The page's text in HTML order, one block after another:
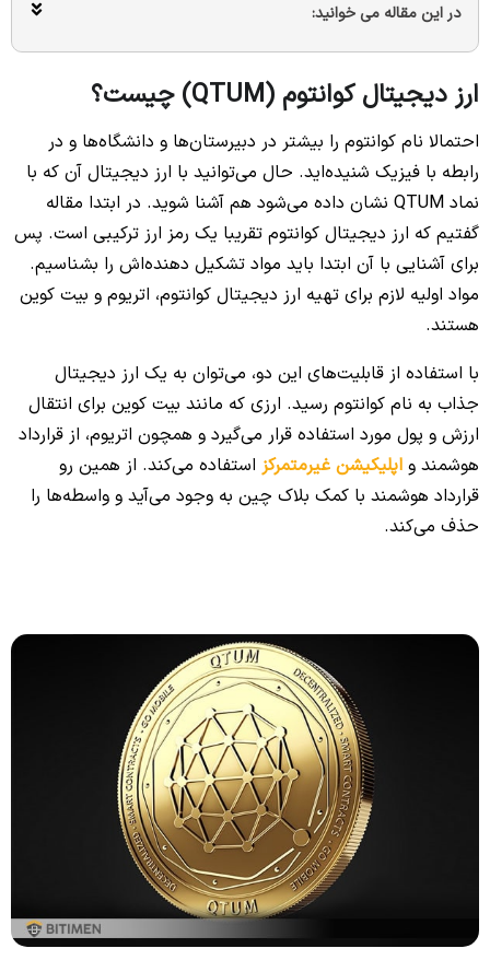
در این مقاله می خوانید:
ارز دیجیتال کوانتوم (QTUM) چیست؟
احتمالا نام کوانتوم را بیشتر در دبیرستان‌ها و دانشگاه‌ها و در
رابطه با فیزیک شنیده‌اید. حال می‌توانید با ارز دیجیتال آن که با
نماد QTUM نشان داده می‌شود هم آشنا شوید. در ابتدا مقاله
گفتیم که ارز دیجیتال کوانتوم تقریبا یک رمز ارز ترکیبی است. پس
برای آشنایی با آن ابتدا باید مواد تشکیل دهنده‌اش را بشناسیم.
مواد اولیه لازم برای تهیه ارز دیجیتال کوانتوم، اتریوم و بیت کوین
هستند.
با استفاده از قابلیت‌های این دو، می‌توان به یک ارز دیجیتال
جذاب به نام کوانتوم رسید. ارزی که مانند بیت کوین برای انتقال
ارزش و پول مورد استفاده قرار می‌گیرد و همچون اتریوم، از قرارداد
هوشمند و اپلیکیشن‌ غیرمتمرکز استفاده می‌کند. از همین رو
قرارداد هوشمند با کمک بلاک چین به وجود می‌آید و واسطه‌ها را
حذف می‌کند.